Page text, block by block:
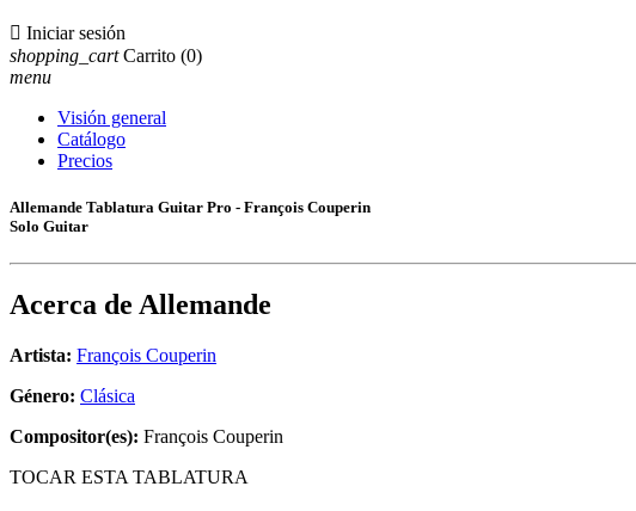
 Iniciar sesión
shopping_cart Carrito (0)
menu
Visión general
Catálogo
Precios
Allemande Tablatura Guitar Pro - François Couperin
Solo Guitar
Acerca de Allemande
Artista: François Couperin
Género: Clásica
Compositor(es): François Couperin
TOCAR ESTA TABLATURA